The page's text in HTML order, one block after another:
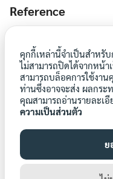
Reference
https://
rail-and-liverpool-
community-garden
คุกกี้เหล่านี้จำเป็นสำหรั
ไม่สามารถปิดได้จากหน้า
สามารถบล็อคการใช้งาน
ท่านซึ่งอาจจะส่ง ผลกระ
คุณสามารถอ่านรายละเอี
ความเป็นส่วนตัว
ย